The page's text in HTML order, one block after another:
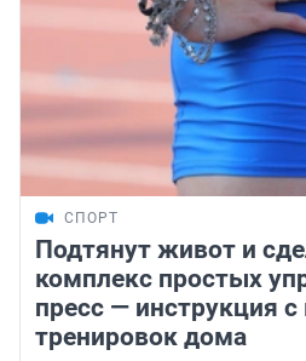
СПОРТ
Подтянут живот и
комплекс простых
пресс — инструкция
тренировок дома